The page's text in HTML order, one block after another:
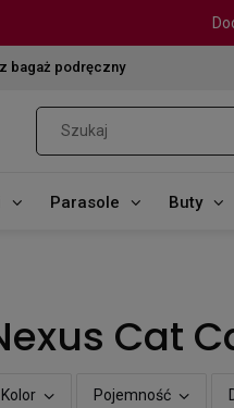
bagaż podręczny
Parasole Buty
Cat
Kolor Pojemność